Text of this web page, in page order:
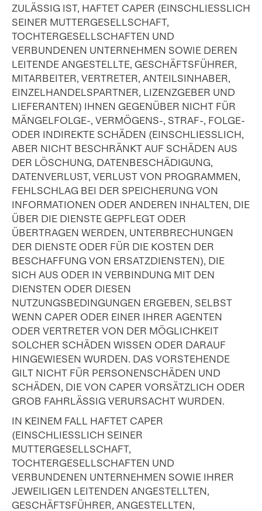
ZULÄSSIG IST, HAFTET CAPER (EINSCHLIESSLICH
SEINER MUTTERGESELLSCHAFT,
TOCHTERGESELLSCHAFTEN UND
VERBUNDENEN UNTERNEHMEN SOWIE DEREN
LEITENDE ANGESTELLTE, GESCHÄFTSFÜHRER,
MITARBEITER, VERTRETER, ANTEILSINHABER,
EINZELHANDELSPARTNER, LIZENZGEBER UND
LIEFERANTEN) IHNEN GEGENÜBER NICHT FÜR
MÄNGELFOLGE-, VERMÖGENS-, STRAF-, FOLGE-
ODER INDIREKTE SCHÄDEN (EINSCHLIESSLICH,
ABER NICHT BESCHRÄNKT AUF SCHÄDEN AUS
DER LÖSCHUNG, DATENBESCHÄDIGUNG,
DATENVERLUST, VERLUST VON PROGRAMMEN,
FEHLSCHLAG BEI DER SPEICHERUNG VON
INFORMATIONEN ODER ANDEREN INHALTEN, DIE
ÜBER DIE DIENSTE GEPFLEGT ODER
ÜBERTRAGEN WERDEN, UNTERBRECHUNGEN
DER DIENSTE ODER FÜR DIE KOSTEN DER
BESCHAFFUNG VON ERSATZDIENSTEN), DIE
SICH AUS ODER IN VERBINDUNG MIT DEN
DIENSTEN ODER DIESEN
NUTZUNGSBEDINGUNGEN ERGEBEN, SELBST
WENN CAPER ODER EINER IHRER AGENTEN
ODER VERTRETER VON DER MÖGLICHKEIT
SOLCHER SCHÄDEN WISSEN ODER DARAUF
HINGEWIESEN WURDEN. DAS VORSTEHENDE
GILT NICHT FÜR PERSONENSCHÄDEN UND
SCHÄDEN, DIE VON CAPER VORSÄTZLICH ODER
GROB FAHRLÄSSIG VERURSACHT WURDEN.
IN KEINEM FALL HAFTET CAPER
(EINSCHLIESSLICH SEINER
MUTTERGESELLSCHAFT,
TOCHTERGESELLSCHAFTEN UND
VERBUNDENEN UNTERNEHMEN SOWIE IHRER
JEWEILIGEN LEITENDEN ANGESTELLTEN,
GESCHÄFTSFÜHRER, ANGESTELLTEN,